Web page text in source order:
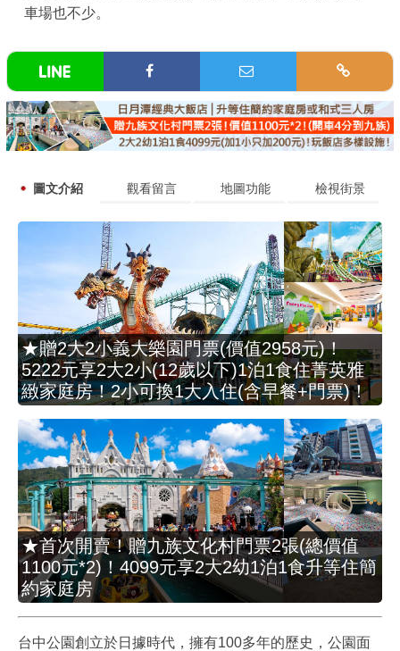
車場也不少。
圖文介紹 觀看留言 地圖功能 檢視街景
★贈2大2小義大樂園門票(價值2958元)！
5222元享2大2小(12歲以下)1泊1食住菁英雅
緻家庭房！2小可換1大入住(含早餐+門票)！
★首次開賣！贈九族文化村門票2張(總價值
1100元*2)！4099元享2大2幼1泊1食升等住簡
約家庭房
台中公園創立於日據時代，擁有100多年的歷史，公園面